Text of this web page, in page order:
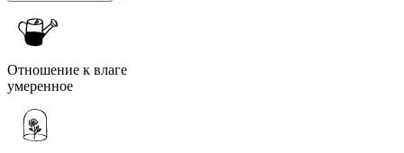
Отношение к влаге
умеренное